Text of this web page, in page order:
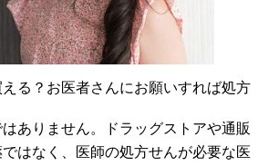
る？お医者さんにお願いすれば処方
ありません。ドラッグストアや通販
はなく、医師の処方せんが必要な医